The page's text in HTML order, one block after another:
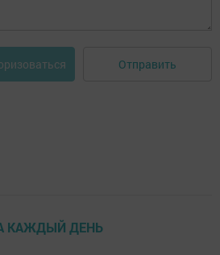
Отправить
КАЖДЫЙ ДЕНЬ